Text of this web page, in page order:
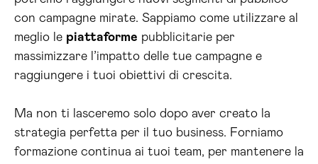
con campagne mirate. Sappiamo come utilizzare al
meglio le piattaforme pubblicitarie per
massimizzare l’impatto delle tue campagne e
raggiungere i tuoi obiettivi di crescita.
Ma non ti lasceremo solo dopo aver creato la
strategia perfetta per il tuo business. Forniamo
formazione continua ai tuoi team, per mantenere la